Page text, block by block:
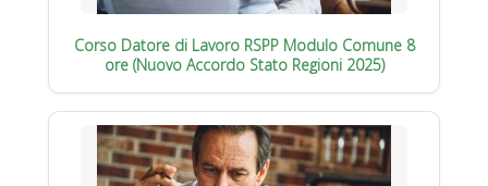
Corso Datore di Lavoro RSPP Modulo Comune 8
ore (Nuovo Accordo Stato Regioni 2025)